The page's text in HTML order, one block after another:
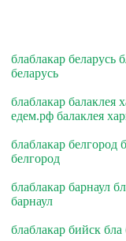
блаблакар беларусь
беларусь
блаблакар балаклея
едем.рф балаклея
блаблакар белгород
белгород
блаблакар барнаул
барнаул
блаблакар бийск